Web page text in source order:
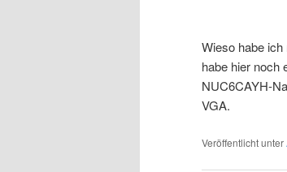
Wieso habe
habe hier noch
NUC6CAYH-
VGA.
Veröffentlicht unter